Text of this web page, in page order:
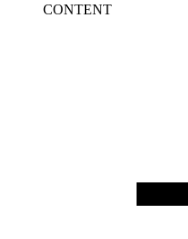
CONTENT